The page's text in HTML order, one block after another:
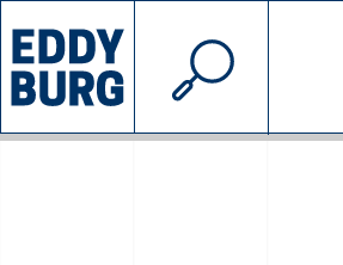
INIZIATIVE
© 2026